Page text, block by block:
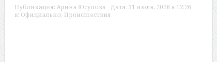
Публикация: Арина Юсупова Дата: 31 июля, 2026 в 12:26
в: Официально, Происшествия